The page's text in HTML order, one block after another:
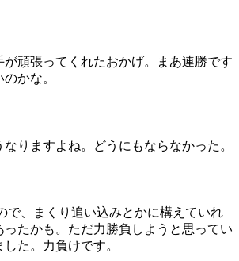
頑張ってくれたおかげ。まあ連勝です
かな。
りますよね。どうにもならなかった。
で、まくり追い込みとかに構えていれ
ったかも。ただ力勝負しようと思ってい
た。力負けです。